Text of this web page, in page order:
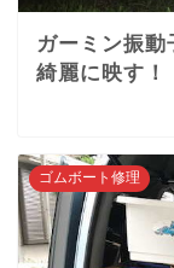
ガーミン振
綺麗に映す！
ゴムボート修理